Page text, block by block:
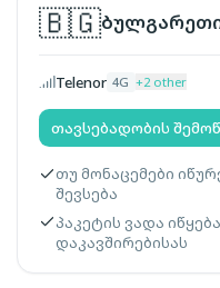
🇧🇬
Telenor 4G +2other
თავსებადობის
თუ მონაცემები
შევსება
პაკეტის ვადა
დაკავშირებისას